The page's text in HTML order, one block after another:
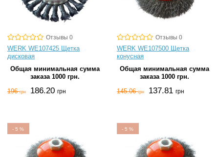
Отзывы 0
WERK WE107425 Щетка
дисковая
Общая минимальная сумма
заказа 1000 грн.
196грн 186.20 грн
Отзывы 0
WERK WE107500 Щетка
конусная
Общая минимальная сумма
заказа 1000 грн.
145.06грн 137.81 грн
-5% -5%